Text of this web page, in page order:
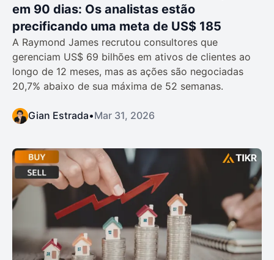
em 90 dias: Os analistas estão
precificando uma meta de US$ 185
A Raymond James recrutou consultores que
gerenciam US$ 69 bilhões em ativos de clientes ao
longo de 12 meses, mas as ações são negociadas
20,7% abaixo de sua máxima de 52 semanas.
Gian Estrada•Mar 31, 2026